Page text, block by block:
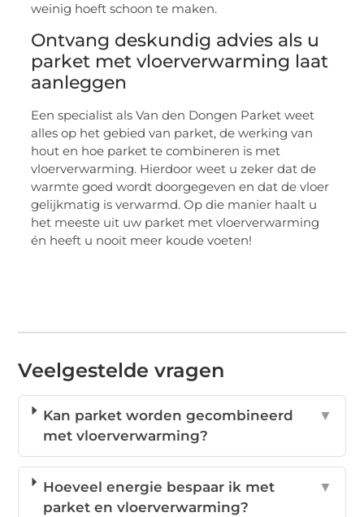
weinig hoeft schoon te maken.
Ontvang deskundig advies als u
parket met vloerverwarming laat
aanleggen
Een specialist als Van den Dongen Parket weet
alles op het gebied van parket, de werking van
hout en hoe parket te combineren is met
vloerverwarming. Hierdoor weet u zeker dat de
warmte goed wordt doorgegeven en dat de vloer
gelijkmatig is verwarmd. Op die manier haalt u
het meeste uit uw parket met vloerverwarming
én heeft u nooit meer koude voeten!
Veelgestelde vragen
Kan parket worden gecombineerd
met vloerverwarming?
▼
Hoeveel energie bespaar ik met
parket en vloerverwarming?
▼